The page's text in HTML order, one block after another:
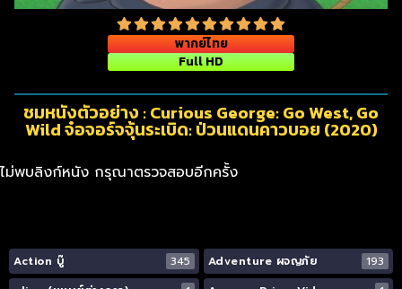
พากย์ไทย
Full HD
ชมหนังตัวอย่าง : Curious George: Go West, Go
Wild จ๋อจอร์จจุ้นระเบิด: ป่วนแดนคาวบอย (2020)
ไม่พบลิงก์หนัง กรุณาตรวจสอบอีกครั้ง
Action บู๊ 345 Adventure ผจญภัย
193